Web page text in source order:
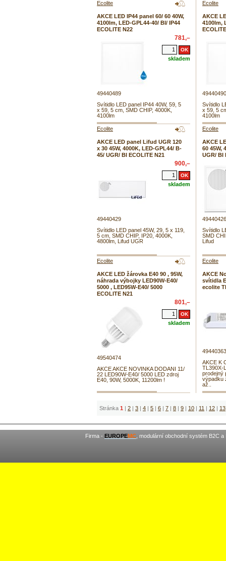
Ecolite
AKCE LED IP44 panel 60/ 60 40W,
4100lm, LED-GPL44-40/ BI/ IP44
ECOLITE N22
781,–
skladem
49440489
Svítidlo LED panel IP44 40W, 59, 5
x 59, 5 cm, SMD CHIP, 4000K,
4100lm
Ecolite
AKCE
4100lm,
49440490
Svítidlo
x 59, 5
4100lm
Ecolite
AKCE LED panel Lifud UGR 120
x 30 45W, 4000K, LED-GPL44/ B-
45/ UGR/ BI ECOLITE N21
900,–
skladem
49440429
Svítidlo LED panel 45W, 29, 5 x 119,
5 cm, SMD CHIP, IP20, 4000K,
4800lm, Lifud UGR
Ecolite
AKCE
60 45W,
UGR/ BI
49440426
Svítidlo
SMD
Lifud
Ecolite
AKCE LED žárovka E40 90 , 95W,
náhrada výbojky LED90W-E40/
5000 , LED95W-E40/ 5000
ECOLITE N21
801,–
skladem
49540474
AKCE AKCE NOVINKA DODANI 11/
22 LED90W-E40/ 5000 LED zdroj
E40, 90W, 5000K, 11200lm !
Ecolite
AKCE
svítidla
ecolite
49440363
AKCE K
TL390X-
prodejný
výpadku
až..
Stránka 1 | 2 | 3 | 4 | 5 | 6 | 7 | 8 | 9 | 10 | 11 | 12 | 13
Firma - EUROPEMC , modulární obchodní systém B2C